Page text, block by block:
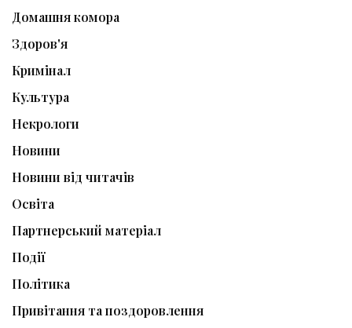
Домашня комора
Здоров'я
Кримінал
Культура
Некрологи
Новини
Новини від читачів
Освіта
Партнерський матеріал
Події
Політика
Привітання та поздоровлення